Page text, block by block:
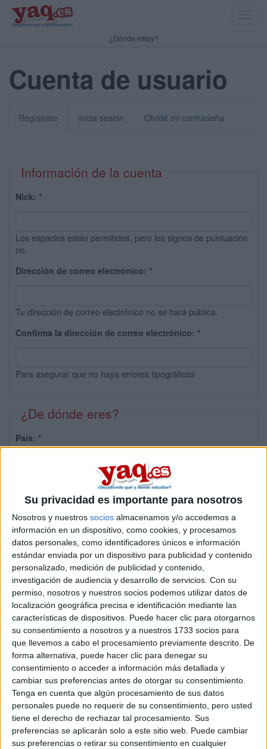
Su privacidad es importante para nosotros
Nosotros y nuestros socios almacenamos y/o accedemos a
información en un dispositivo, como cookies, y procesamos
datos personales, como identificadores únicos e información
estándar enviada por un dispositivo para publicidad y contenido
personalizado, medición de publicidad y contenido,
investigación de audiencia y desarrollo de servicios. Con su
permiso, nosotros y nuestros socios podemos utilizar datos de
localización geográfica precisa e identificación mediante las
características de dispositivos. Puede hacer clic para otorgarnos
su consentimiento a nosotros y a nuestros 1733 socios para
que llevemos a cabo el procesamiento previamente descrito. De
forma alternativa, puede hacer clic para denegar su
consentimiento o acceder a información más detallada y
cambiar sus preferencias antes de otorgar su consentimiento.
Tenga en cuenta que algún procesamiento de sus datos
personales puede no requerir de su consentimiento, pero usted
tiene el derecho de rechazar tal procesamiento. Sus
preferencias se aplicarán solo a este sitio web. Puede cambiar
sus preferencias o retirar su consentimiento en cualquier
¿Dónde estoy?
Cuenta de usuario
Regístrate inicia sesión Olvidé mi contraseña
Información de la cuenta
Nick: *
Los espacios están permitidos, pero los signos de puntuación
no.
Dirección de correo electrónico: *
Tu dirección de correo electrónico no se hará pública.
Confirma la dirección de correo electrónico: *
Para asegurar que no haya errores tipográficos
¿De dónde eres?
País: *
Sobre ti
Soy:*
Chico
Chica
¿En qué año terminas (o terminaste) bachillerato o FP?
Soy estudiante de:*
Términos y Condiciones de Uso